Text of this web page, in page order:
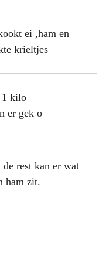
ei ,ham en
krieltjes
1 kilo
er gek o
rest kan er wat
ham zit.